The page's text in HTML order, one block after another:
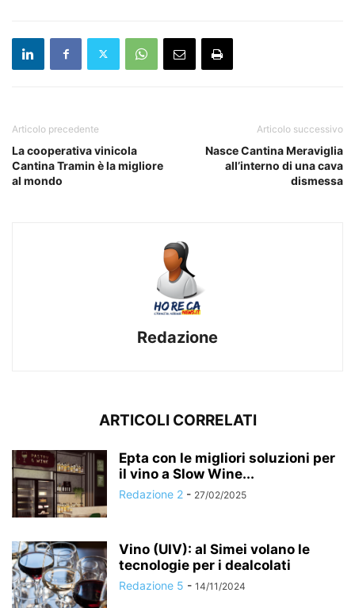
Articolo precedente
La cooperativa vinicola
Cantina Tramin è la migliore
al mondo
Articolo successivo
Nasce Cantina Meraviglia
all’interno di una cava
dismessa
Redazione
ARTICOLI CORRELATI
Epta con le migliori soluzioni per
il vino a Slow Wine...
Redazione 2 - 27/02/2025
Vino (UIV): al Simei volano le
tecnologie per i dealcolati
Redazione 5 - 14/11/2024